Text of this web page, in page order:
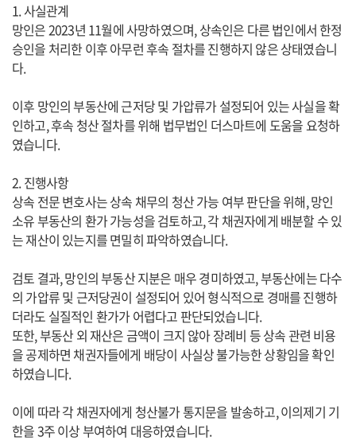
1. 사실관계
망인은 2023년 11월에 사망하였으며, 상속인은 다른 법인에서 한정
승인을 처리한 이후 아무런 후속 절차를 진행하지 않은 상태였습니
다.
이후 망인의 부동산에 근저당 및 가압류가 설정되어 있는 사실을 확
인하고, 후속 청산 절차를 위해 법무법인 더스마트에 도움을 요청하
였습니다.
2. 진행사항
상속 전문 변호사는 상속 채무의 청산 가능 여부 판단을 위해, 망인
소유 부동산의 환가 가능성을 검토하고, 각 채권자에게 배분할 수 있
는 재산이 있는지를 면밀히 파악하였습니다.
검토 결과, 망인의 부동산 지분은 매우 경미하였고, 부동산에는 다수
의 가압류 및 근저당권이 설정되어 있어 형식적으로 경매를 진행하
더라도 실질적인 환가가 어렵다고 판단되었습니다.
또한, 부동산 외 재산은 금액이 크지 않아 장례비 등 상속 관련 비용
을 공제하면 채권자들에게 배당이 사실상 불가능한 상황임을 확인
하였습니다.
이에 따라 각 채권자에게 청산불가 통지문을 발송하고, 이의제기 기
한을 3주 이상 부여하여 대응하였습니다.